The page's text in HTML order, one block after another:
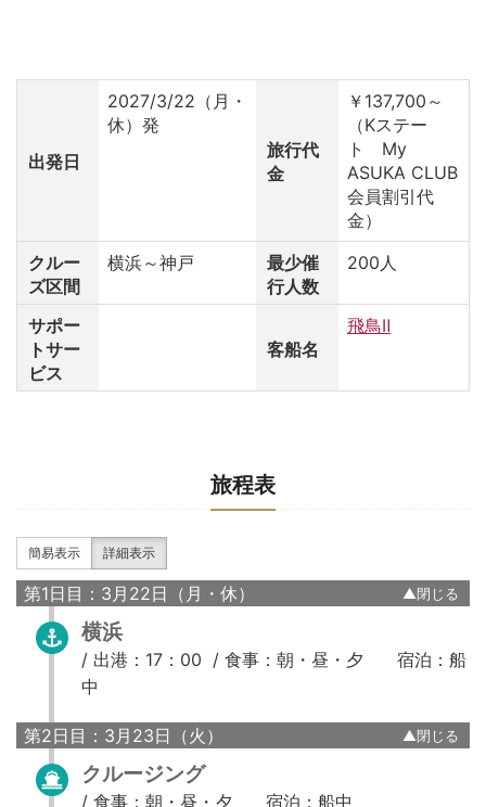
出発日
2027/3/22（月・
休）発
旅行代
金
￥137,700～
（Kステー
ト My
ASUKA CLUB
会員割引代
金）
クルー
ズ区間
横浜～神戸
最少催
行人数
200人
サポー
トサー
ビス
客船名
飛鳥Ⅱ
旅程表
簡易表示 詳細表示
第1日目：3月22日（月・休）
横浜
/ 出港：17：00 / 食事：朝・昼・夕
宿泊：船
中
第2日目：3月23日（火）
クルージング
/ 食事：朝・昼・夕 宿泊：船中